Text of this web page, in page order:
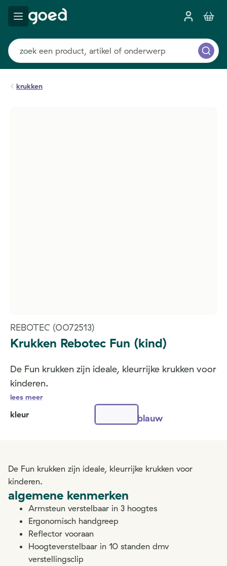
krukken
REBOTEC (0072513)
Krukken Rebotec Fun (kind)
De Fun krukken zijn ideale, kleurrijke krukken voor
kinderen.
lees meer
kleur blauw
De Fun krukken zijn ideale, kleurrijke krukken voor
kinderen.
algemene kenmerken
Armsteun verstelbaar in 3 hoogtes
Ergonomisch handgreep
Reflector vooraan
Hoogteverstelbaar in 10 standen dmv
verstellingsclip